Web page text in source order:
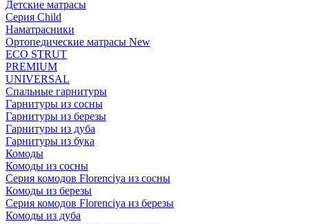
Детские матрасы
Серия Child
Наматрасники
Ортопедические матрасы New
ECO STRUT
PREMIUM
UNIVERSAL
Спальные гарнитуры
Гарнитуры из сосны
Гарнитуры из березы
Гарнитуры из дуба
Гарнитуры из бука
Комоды
Комоды из сосны
Серия комодов Florenciya из сосны
Комоды из березы
Серия комодов Florenciya из березы
Комоды из дуба